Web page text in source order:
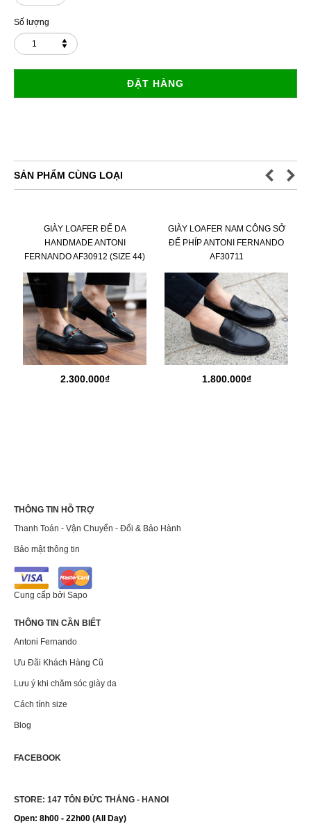
Số lượng
ĐẶT HÀNG
SẢN PHẨM CÙNG LOẠI
GIÀY LOAFER ĐẾ DA
HANDMADE ANTONI
FERNANDO AF30912 (SIZE 44)
2.300.000₫
GIÀY LOAFER NAM CÔNG SỞ
ĐẾ PHÍP ANTONI FERNANDO
AF30711
1.800.000₫
THÔNG TIN HỖ TRỢ
Thanh Toán - Vận Chuyển - Đổi & Bảo Hành
Bảo mật thông tin
Cung cấp bởi Sapo
THÔNG TIN CẦN BIẾT
Antoni Fernando
Ưu Đãi Khách Hàng Cũ
Lưu ý khi chăm sóc giày da
Cách tính size
Blog
FACEBOOK
STORE: 147 TÔN ĐỨC THẮNG - HANOI
Open: 8h00 - 22h00 (All Day)